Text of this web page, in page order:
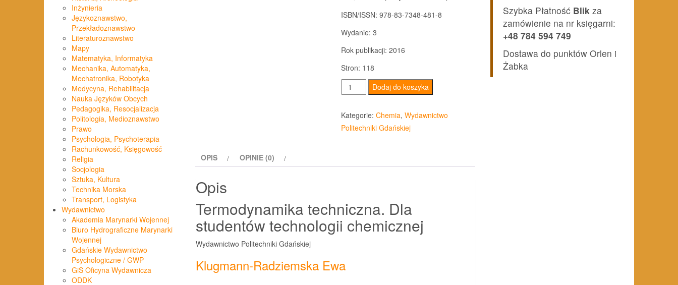
Inżynieria
Językoznawstwo,
Przekładoznawstwo
Literaturoznawstwo
Mapy
Matematyka, Informatyka
Mechanika, Automatyka,
Mechatronika, Robotyka
Medycyna, Rehabilitacja
Nauka Języków Obcych
Pedagogika, Resocjalizacja
Politologia, Medioznawstwo
Prawo
Psychologia, Psychoterapia
Rachunkowość, Księgowość
Religia
Socjologia
Sztuka, Kultura
Technika Morska
Transport, Logistyka
Wydawnictwo
Akademia Marynarki Wojennej
Biuro Hydrograficzne Marynarki
Wojennej
Gdańskie Wydawnictwo
Psychologiczne / GWP
GiS Oficyna Wydawnicza
ODDK
ISBN/ISSN: 978-83-7348-481-8
Wydanie: 3
Rok publikacji: 2016
Stron: 118
ilość
Termodynamika
techniczna.
Dla
Dodaj do koszyka
Kategorie: Chemia, Wydawnictwo
Politechniki Gdańskiej
OPIS OPINIE (0)
Opis
Termodynamika techniczna. Dla
studentów technologii chemicznej
Wydawnictwo Politechniki Gdańskiej
Klugmann-Radziemska Ewa
Szybka Płatność Blik za
zamówienie na nr księgarni:
+48 784 594 749
Dostawa do punktów Orlen i
Żabka